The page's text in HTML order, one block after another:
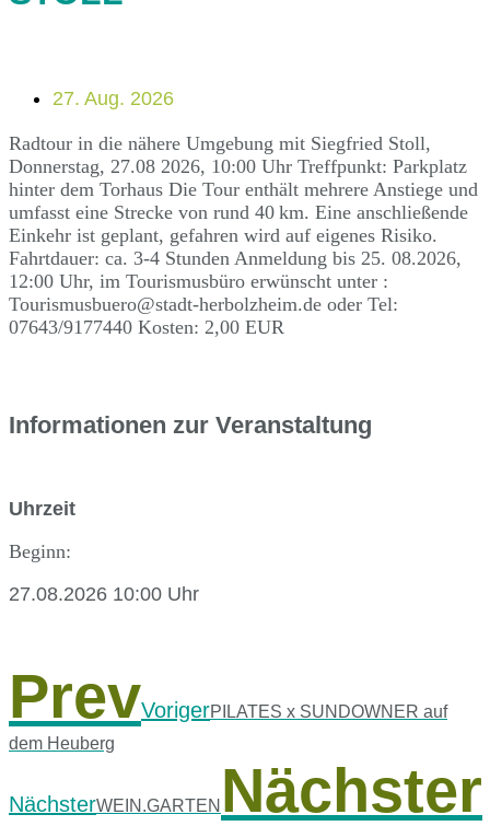
27. Aug. 2026
Radtour in die nähere Umgebung mit Siegfried Stoll,
Donnerstag, 27.08 2026, 10:00 Uhr Treffpunkt: Parkplatz
hinter dem Torhaus Die Tour enthält mehrere Anstiege und
umfasst eine Strecke von rund 40 km. Eine anschließende
Einkehr ist geplant, gefahren wird auf eigenes Risiko.
Fahrtdauer: ca. 3-4 Stunden Anmeldung bis 25. 08.2026,
12:00 Uhr, im Tourismusbüro erwünscht unter :
Tourismusbuero@stadt-herbolzheim.de oder Tel:
07643/9177440 Kosten: 2,00 EUR
Informationen zur Veranstaltung
Uhrzeit
Beginn:
27.08.2026 10:00 Uhr
PrevVorigerPILATES x SUNDOWNER auf
dem Heuberg
NächsterWEIN.GARTEN Nächster